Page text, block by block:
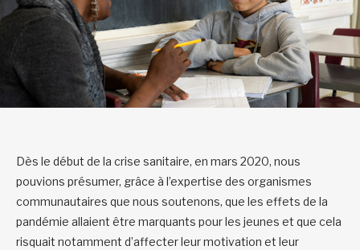
Dès le début de la crise sanitaire, en mars 2020, nous
pouvions présumer, grâce à l’expertise des organismes
communautaires que nous soutenons, que les effets de la
pandémie allaient être marquants pour les jeunes et que cela
risquait notamment d’affecter leur motivation et leur